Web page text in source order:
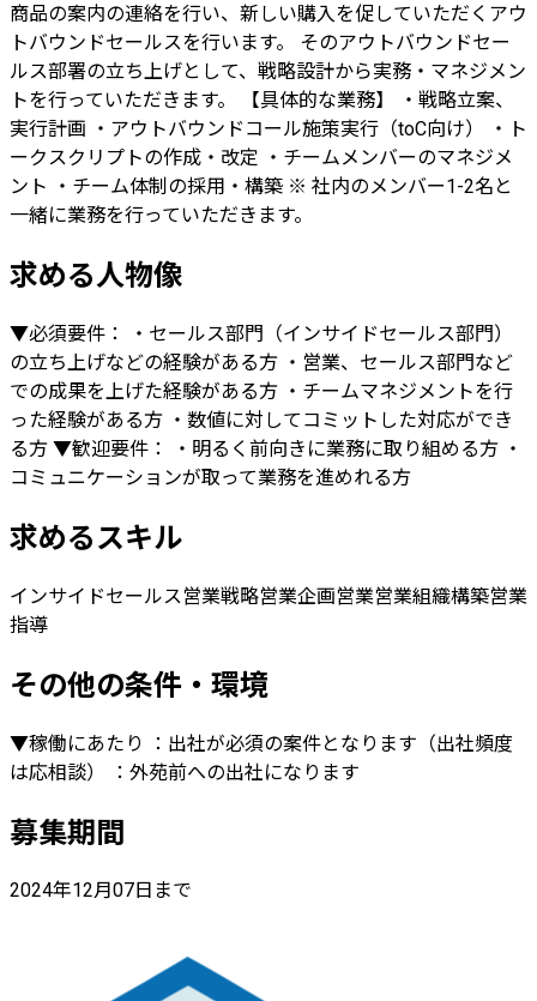
商品の案内の連絡を行い、新しい購入を促していただくアウ
トバウンドセールスを行います。 そのアウトバウンドセー
ルス部署の立ち上げとして、戦略設計から実務・マネジメン
トを行っていただきます。 【具体的な業務】 ・戦略立案、
実行計画 ・アウトバウンドコール施策実行（toC向け） ・ト
ークスクリプトの作成・改定 ・チームメンバーのマネジメ
ント ・チーム体制の採用・構築 ※ 社内のメンバー1-2名と
一緒に業務を行っていただきます。
求める人物像
▼必須要件： ・セールス部門（インサイドセールス部門）
の立ち上げなどの経験がある方 ・営業、セールス部門など
での成果を上げた経験がある方 ・チームマネジメントを行
った経験がある方 ・数値に対してコミットした対応ができ
る方 ▼歓迎要件： ・明るく前向きに業務に取り組める方 ・
コミュニケーションが取って業務を進めれる方
求めるスキル
インサイドセールス営業戦略営業企画営業営業組織構築営業
指導
その他の条件・環境
▼稼働にあたり ：出社が必須の案件となります（出社頻度
は応相談） ：外苑前への出社になります
募集期間
2024年12月07日まで